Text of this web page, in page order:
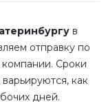
в
отправку по
Сроки
как
дней.